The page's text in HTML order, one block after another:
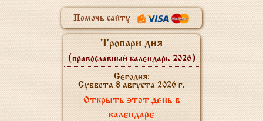
Помочь сайту
Тропари дня
(православный календарь 2026)
Сегодня:
Суббота 8 августа 2026 г.
Открыть этот день в
календаре